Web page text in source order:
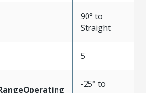
90° to
Straight
5
-25° to